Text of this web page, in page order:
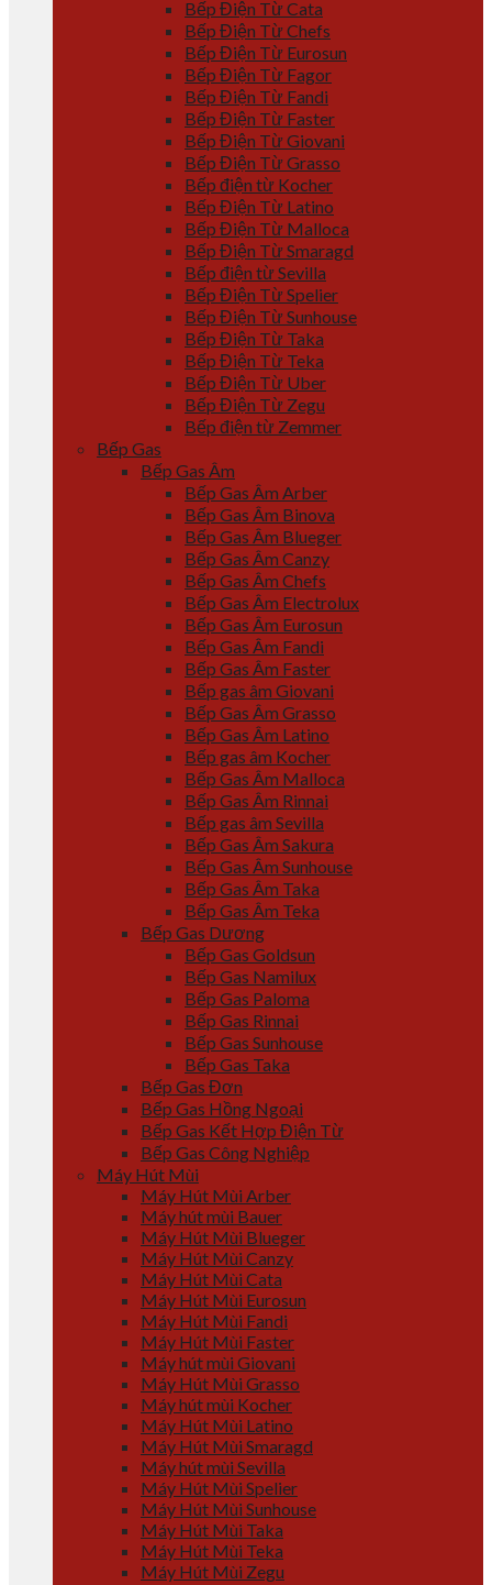
Bếp Điện Từ Cata
Bếp Điện Từ Chefs
Bếp Điện Từ Eurosun
Bếp Điện Từ Fagor
Bếp Điện Từ Fandi
Bếp Điện Từ Faster
Bếp Điện Từ Giovani
Bếp Điện Từ Grasso
Bếp điện từ Kocher
Bếp Điện Từ Latino
Bếp Điện Từ Malloca
Bếp Điện Từ Smaragd
Bếp điện từ Sevilla
Bếp Điện Từ Spelier
Bếp Điện Từ Sunhouse
Bếp Điện Từ Taka
Bếp Điện Từ Teka
Bếp Điện Từ Uber
Bếp Điện Từ Zegu
Bếp điện từ Zemmer
Bếp Gas
Bếp Gas Âm
Bếp Gas Âm Arber
Bếp Gas Âm Binova
Bếp Gas Âm Blueger
Bếp Gas Âm Canzy
Bếp Gas Âm Chefs
Bếp Gas Âm Electrolux
Bếp Gas Âm Eurosun
Bếp Gas Âm Fandi
Bếp Gas Âm Faster
Bếp gas âm Giovani
Bếp Gas Âm Grasso
Bếp Gas Âm Latino
Bếp gas âm Kocher
Bếp Gas Âm Malloca
Bếp Gas Âm Rinnai
Bếp gas âm Sevilla
Bếp Gas Âm Sakura
Bếp Gas Âm Sunhouse
Bếp Gas Âm Taka
Bếp Gas Âm Teka
Bếp Gas Dương
Bếp Gas Goldsun
Bếp Gas Namilux
Bếp Gas Paloma
Bếp Gas Rinnai
Bếp Gas Sunhouse
Bếp Gas Taka
Bếp Gas Đơn
Bếp Gas Hồng Ngoại
Bếp Gas Kết Hợp Điện Từ
Bếp Gas Công Nghiệp
Máy Hút Mùi
Máy Hút Mùi Arber
Máy hút mùi Bauer
Máy Hút Mùi Blueger
Máy Hút Mùi Canzy
Máy Hút Mùi Cata
Máy Hút Mùi Eurosun
Máy Hút Mùi Fandi
Máy Hút Mùi Faster
Máy hút mùi Giovani
Máy Hút Mùi Grasso
Máy hút mùi Kocher
Máy Hút Mùi Latino
Máy Hút Mùi Smaragd
Máy hút mùi Sevilla
Máy Hút Mùi Spelier
Máy Hút Mùi Sunhouse
Máy Hút Mùi Taka
Máy Hút Mùi Teka
Máy Hút Mùi Zegu